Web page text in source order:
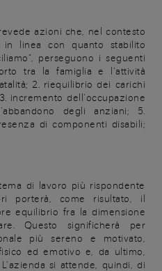
azioni che, nel contesto
in linea con quanto stabilito
perseguono i seguenti
tra la famiglia e l’attività
2. riequilibrio dei carichi
incremento dell’occupazione
degli anziani; 5.
di componenti disabili;
di lavoro più rispondente
porterà, come risultato, il
equilibrio fra la dimensione
Questo significherà per
più sereno e motivato,
ed emotivo e, da ultimo,
si attende, quindi, di